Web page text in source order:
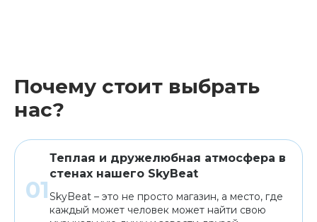
Почему стоит выбрать
нас?
Теплая и дружелюбная атмосфера в
стенах нашего SkyBeat
SkyBeat – это не просто магазин, а место, где
каждый может человек может найти свою